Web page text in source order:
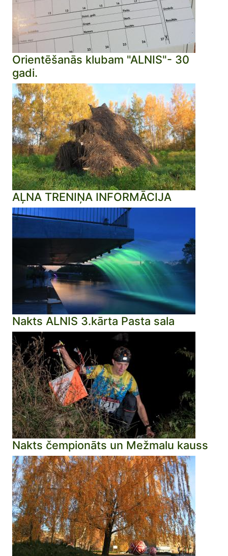
Orientēšanās klubam "ALNIS"- 30
gadi.
AĻNA TRENIŅA INFORMĀCIJA
Nakts ALNIS 3.kārta Pasta sala
Nakts čempionāts un Mežmalu kauss